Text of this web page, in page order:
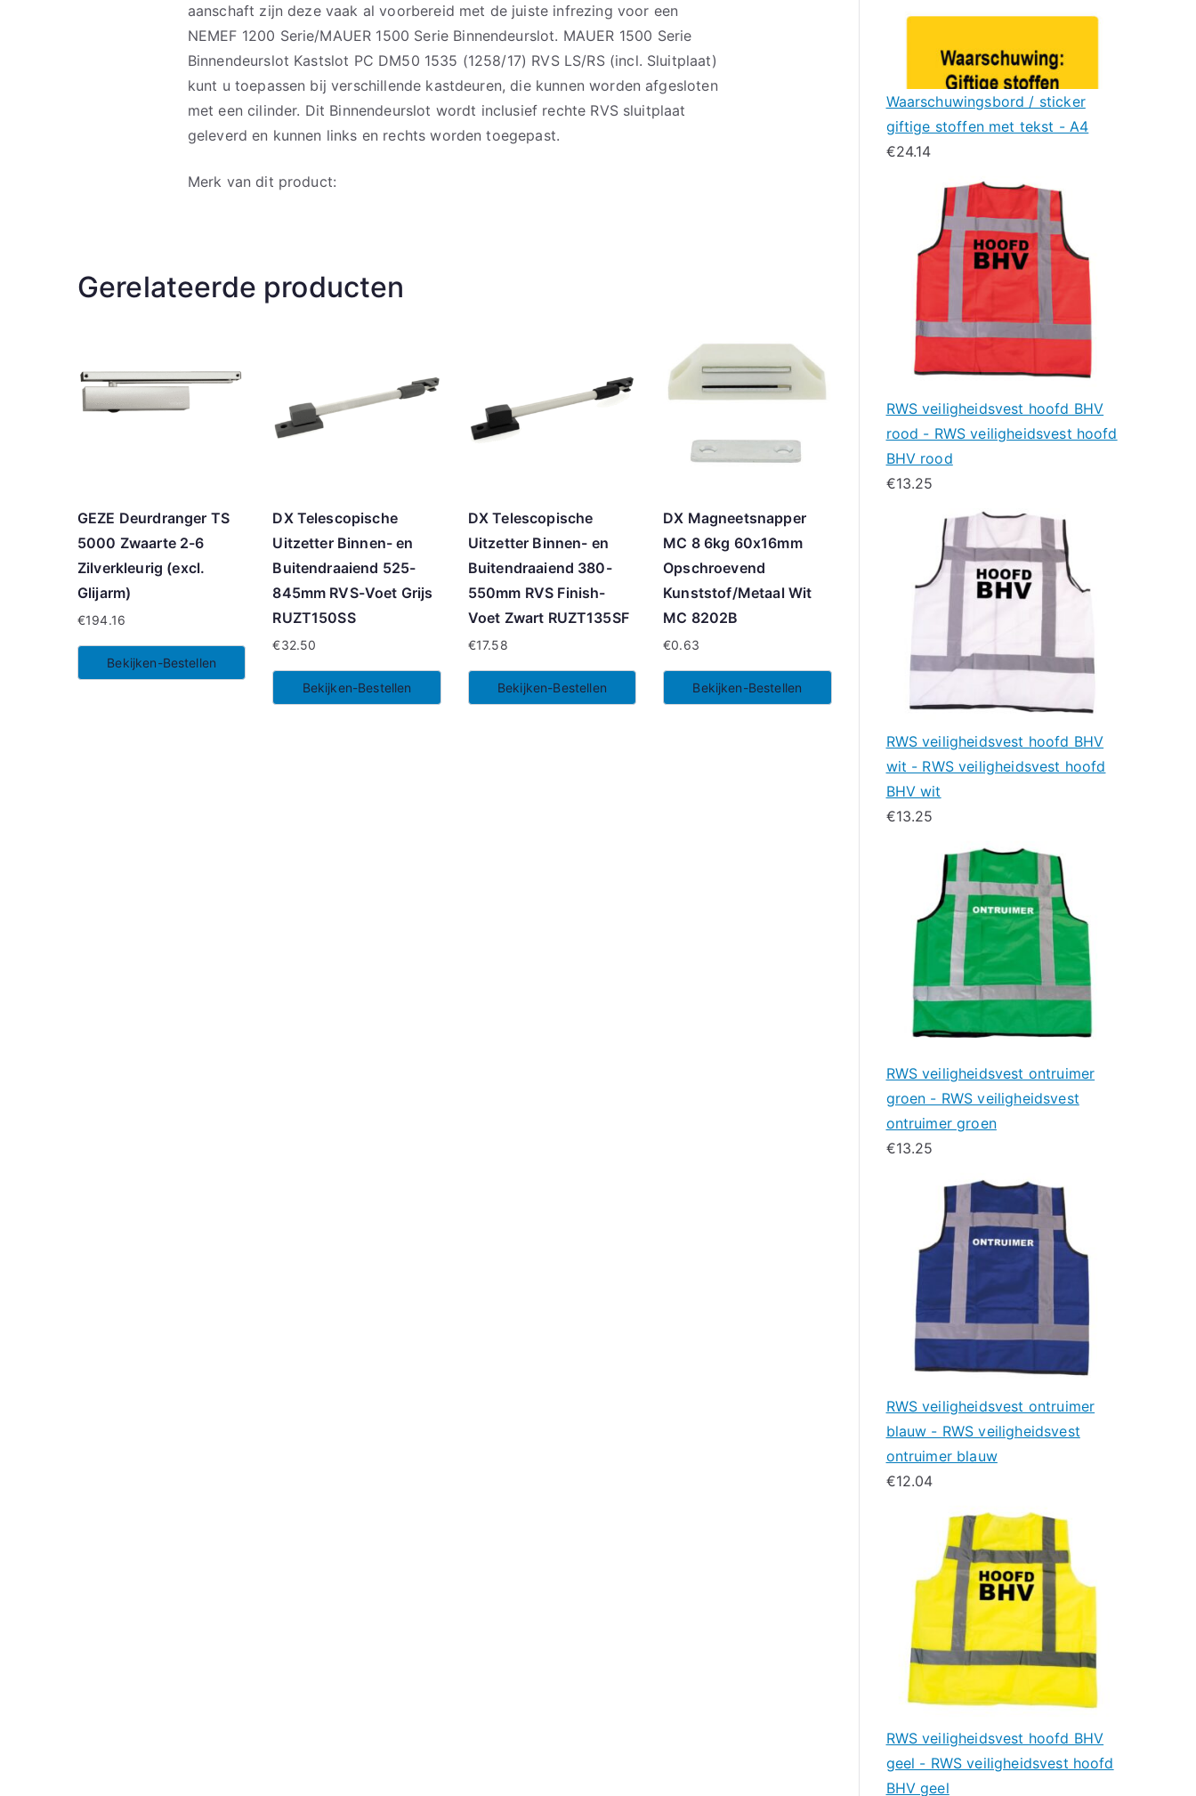
aanschaft zijn deze vaak al voorbereid met de juiste infrezing voor een
NEMEF 1200 Serie/MAUER 1500 Serie Binnendeurslot. MAUER 1500 Serie
Binnendeurslot Kastslot PC DM50 1535 (1258/17) RVS LS/RS (incl. Sluitplaat)
kunt u toepassen bij verschillende kastdeuren, die kunnen worden afgesloten
met een cilinder. Dit Binnendeurslot wordt inclusief rechte RVS sluitplaat
geleverd en kunnen links en rechts worden toegepast.
Merk van dit product:
Gerelateerde producten
GEZE Deurdranger TS
5000 Zwaarte 2-6
Zilverkleurig (excl.
Glijarm)
€194.16
Bekijken-Bestellen
DX Telescopische
Uitzetter Binnen- en
Buitendraaiend 525-
845mm RVS-Voet Grijs
RUZT150SS
€32.50
Bekijken-Bestellen
DX Telescopische
Uitzetter Binnen- en
Buitendraaiend 380-
550mm RVS Finish-
Voet Zwart RUZT135SF
€17.58
Bekijken-Bestellen
DX Magneetsnapper
MC 8 6kg 60x16mm
Opschroevend
Kunststof/Metaal Wit
MC 8202B
€0.63
Bekijken-Bestellen
Waarschuwingsbord / sticker
giftige stoffen met tekst - A4
€24.14
RWS veiligheidsvest hoofd BHV
rood - RWS veiligheidsvest hoofd
BHV rood
€13.25
RWS veiligheidsvest hoofd BHV
wit - RWS veiligheidsvest hoofd
BHV wit
€13.25
RWS veiligheidsvest ontruimer
groen - RWS veiligheidsvest
ontruimer groen
€13.25
RWS veiligheidsvest ontruimer
blauw - RWS veiligheidsvest
ontruimer blauw
€12.04
RWS veiligheidsvest hoofd BHV
geel - RWS veiligheidsvest hoofd
BHV geel